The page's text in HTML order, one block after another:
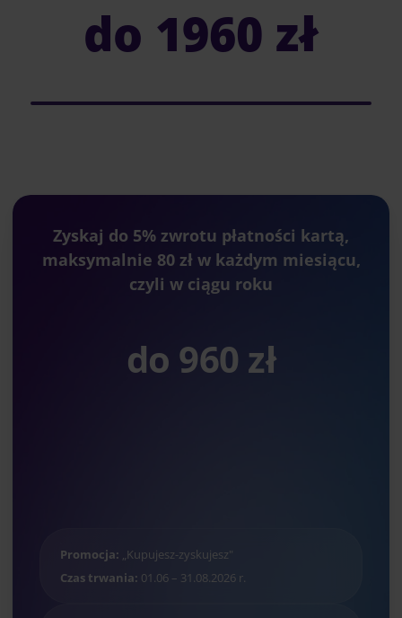
do 1960 zł
Zyskaj do 5% zwrotu płatności kartą,
maksymalnie 80 zł w każdym miesiącu,
czyli w ciągu roku
do 960 zł
Promocja: „Kupujesz-zyskujesz"
Czas trwania: 01.06 – 31.08.2026 r.